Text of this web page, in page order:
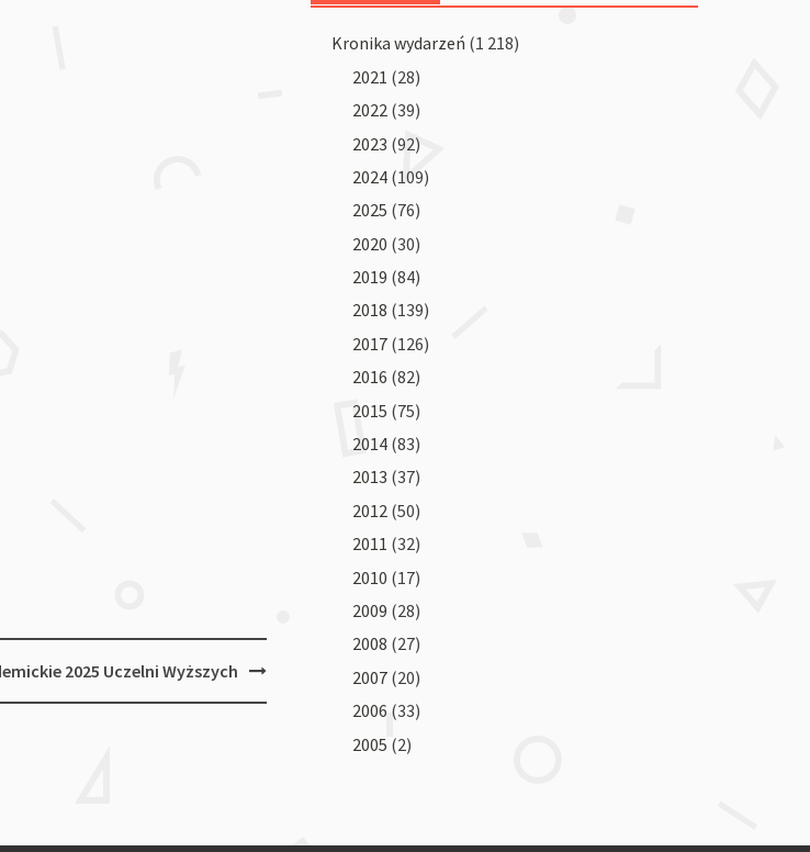
2025 Uczelni Wyższych
Kronika wydarzeń (1 218)
2021 (28)
2022 (39)
2023 (92)
2024 (109)
2025 (76)
2020 (30)
2019 (84)
2018 (139)
2017 (126)
2016 (82)
2015 (75)
2014 (83)
2013 (37)
2012 (50)
2011 (32)
2010 (17)
2009 (28)
2008 (27)
2007 (20)
2006 (33)
2005 (2)